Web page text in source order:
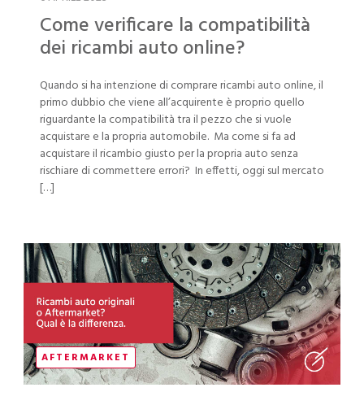
Come verificare la compatibilità
dei ricambi auto online?
Quando si ha intenzione di comprare ricambi auto online, il
primo dubbio che viene all’acquirente è proprio quello
riguardante la compatibilità tra il pezzo che si vuole
acquistare e la propria automobile. Ma come si fa ad
acquistare il ricambio giusto per la propria auto senza
rischiare di commettere errori? In effetti, oggi sul mercato
[…]
AFTERMARKET